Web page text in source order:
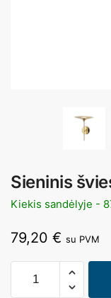
Sieninis
Kiekis sandėlyje -
79,20 € su PVM